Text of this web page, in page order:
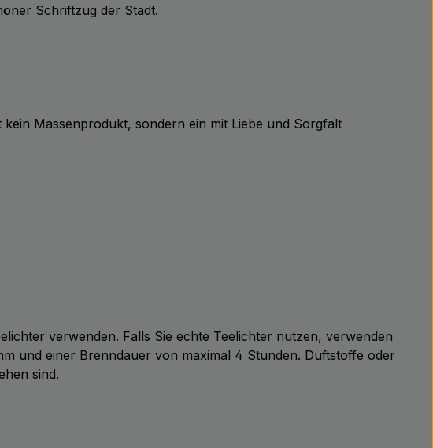
Schriftzug der Stadt.
Massenprodukt, sondern ein mit Liebe und Sorgfalt
verwenden. Falls Sie echte Teelichter nutzen, verwenden
und einer Brenndauer von maximal 4 Stunden. Duftstoffe oder
sind.